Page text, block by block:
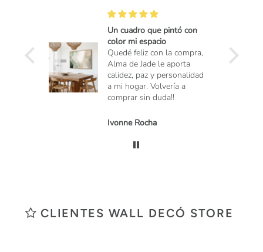
Un cuadro que pintó con
color mi espacio
Quedé feliz con la compra,
Alma de Jade le aporta
calidez, paz y personalidad
a mi hogar. Volvería a
comprar sin duda!!
Ivonne Rocha
CLIENTES WALL DECÓ STORE